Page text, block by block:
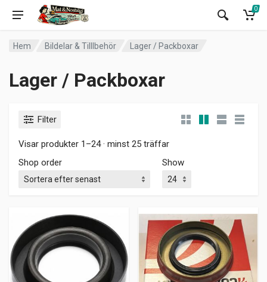
0
Hem Bildelar & Tilllbehör Lager / Packboxar
Lager / Packboxar
Filter
Visar produkter 1–24 · minst 25 träffar
Shop order
Show